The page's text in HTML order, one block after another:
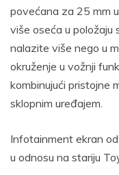
povećana za 25 mm
više oseća u položaju
nalazite više nego u
okruženje u vožnji
kombinujući pristojne
sklopnim uređajem.
Infotainment ekran
u odnosu na stariju